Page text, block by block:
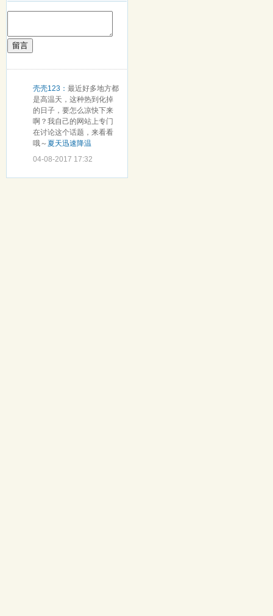
留言
壳壳123： 最近好多地方都
是高温天，这种热到化掉
的日子，要怎么凉快下来
啊？我自己的网站上专门
在讨论这个话题，来看看
哦～ 夏天迅速降温
04-08-2017 17:32